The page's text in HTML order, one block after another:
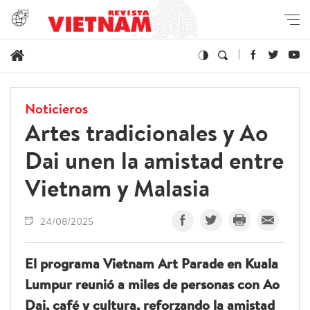
Noticieros
Artes tradicionales y Ao
Dai unen la amistad entre
Vietnam y Malasia
24/08/2025
El programa Vietnam Art Parade en Kuala
Lumpur reunió a miles de personas con Ao
Dai, café y cultura, reforzando la amistad